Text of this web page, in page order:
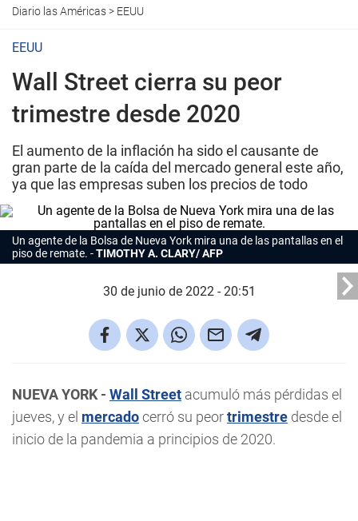
Diario las Américas> EEUU
EEUU
Wall Street cierra su peor
trimestre desde 2020
El aumento de la inflación ha sido el causante de
gran parte de la caída del mercado general este año,
ya que las empresas suben los precios de todo
Un agente de la Bolsa de Nueva York mira una de las pantallas en el
piso de remate.
TIMOTHY A. CLARY/ AFP
30 de junio de 2022 - 20:51
NUEVA YORK - Wall Street acumuló más pérdidas el
jueves, y el mercadocerró su peortrimestre desde el
inicio de la pandemia a principios de 2020.